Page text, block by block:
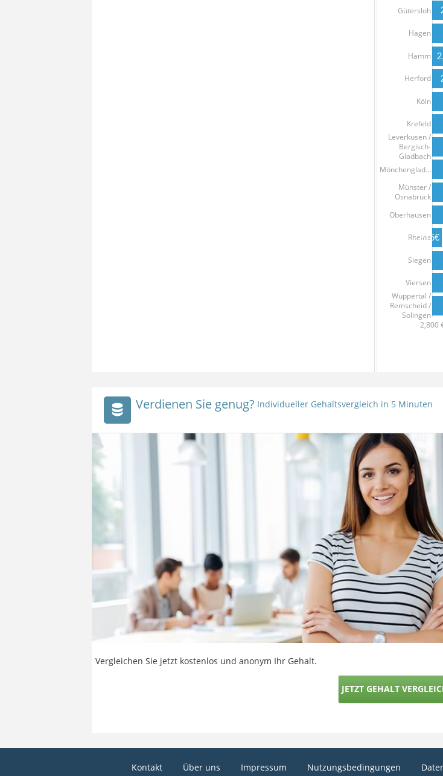
2,800
Gütersloh
Hagen
Hamm
Herford
Köln
Krefeld
Leverkusen /
Bergisch-
Gladbach
Mönchenglad…
Münster /
Osnabrück
Oberhausen
Rheine
Siegen
Viersen
Wuppertal /
Remscheid /
Solingen
2,815€
Verdienen Sie genug? Individueller Gehaltsvergleich in 5 Minuten
Vergleichen Sie jetzt kostenlos und anonym Ihr Gehalt.
JETZT GEHALT
Kontakt Über uns Impressum Nutzungsbedingungen